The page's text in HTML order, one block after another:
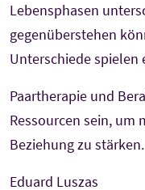
Lebensphasen
gegenüberstehen
Unterschiede spielen
Paartherapie und
Ressourcen sein,
Beziehung zu stärken.
Eduard Luszas